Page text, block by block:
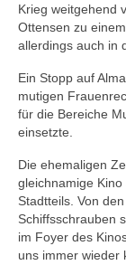
Krieg weitgehend
Ottensen zu
allerdings auch in
Ein Stopp auf
mutigen
für die Bereiche
einsetzte.
Die ehemaligen
gleichnamige
Stadtteils. Von
Schiffsschrauben
im Foyer des
uns immer wieder